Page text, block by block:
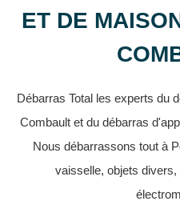
ET DE
Débarras Total les experts du
Combault et du débarras
Nous débarrassons tout à
vaisselle, objets